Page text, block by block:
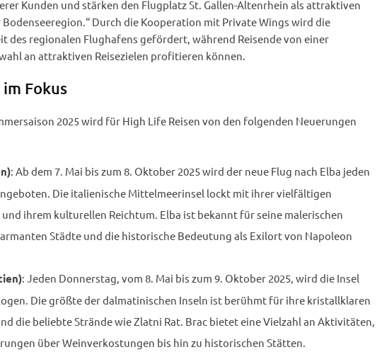
Kunden und stärken den Flugplatz St. Gallen-Altenrhein als attraktiven
Durch die Kooperation mit Private Wings wird die
des regionalen Flughafens gefördert, während Reisende von einer
an attraktiven Reisezielen profitieren können.
Fokus
2025 wird für High Life Reisen von den folgenden Neuerungen
: Ab dem 7. Mai bis zum 8. Oktober 2025 wird der neue Flug nach Elba jeden
Die italienische Mittelmeerinsel lockt mit ihrer vielfältigen
ihrem kulturellen Reichtum. Elba ist bekannt für seine malerischen
Städte und die historische Bedeutung als Exilort von Napoleon
: Jeden Donnerstag, vom 8. Mai bis zum 9. Oktober 2025, wird die Insel
Die größte der dalmatinischen Inseln ist berühmt für ihre kristallklaren
die beliebte Strände wie Zlatni Rat. Brac bietet eine Vielzahl an Aktivitäten,
über Weinverkostungen bis hin zu historischen Stätten.